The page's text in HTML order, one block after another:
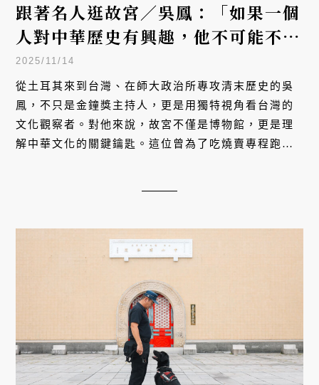
跟著名人逛故宮／吳鳳：「如果一個
人對中華歷史有興趣，他不可能不去
故宮！」
2025/11/14
從土耳其來到台灣、在師大政治所專攻清末歷史的吳
鳳，不只是金鐘獎主持人，更是用獨特視角看台灣的
文化觀察者。對他來說，故宮不僅是博物館，更是理
解中華文化的關鍵鑰匙。這位曾為了吃燒賣專程跑故